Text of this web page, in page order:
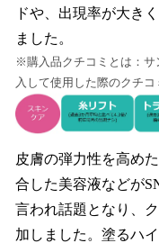
ドや、出現率が大き
ました。
※購入品クチコミとは：サ
入して使用した際のクチコ
皮膚の弾力性を高め
合した美容液などが
言われ話題となり、
加しました。塗るハ